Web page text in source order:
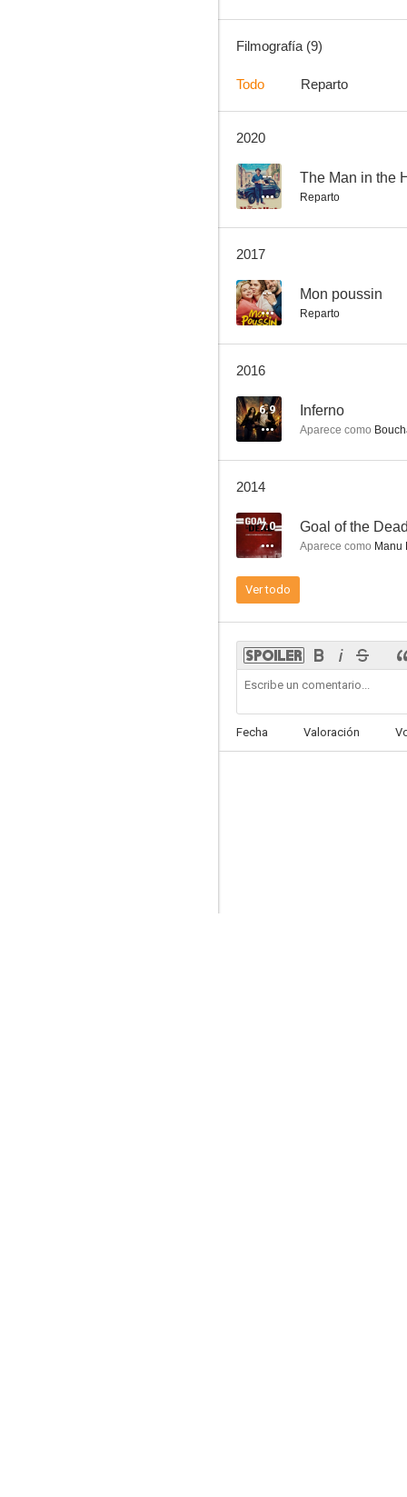
Filmografía (9)
Todo Reparto
2020
-- The Man in the
Reparto
2017
-- Mon poussin
Reparto
2016
6.9 Inferno
Aparece como
2014
7.0 Goal of the
Aparece como Manu
Ver todo
Fecha Valoración